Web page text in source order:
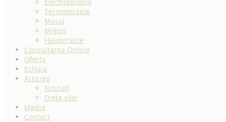
Termoterapie
Masaj
Migun
Haloterapie
Consultanta Online
Oferta
Echipa
Articole
Noutati
Dieta zilei
Media
Contact